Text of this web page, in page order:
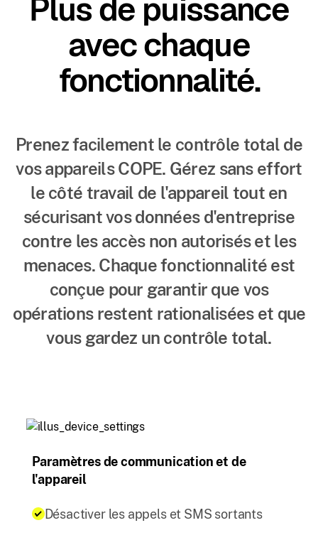
Plus de puissance
avec chaque
fonctionnalité.
Prenez facilement le contrôle total de
vos appareils COPE. Gérez sans effort
le côté travail de l'appareil tout en
sécurisant vos données d'entreprise
contre les accès non autorisés et les
menaces. Chaque fonctionnalité est
conçue pour garantir que vos
opérations restent rationalisées et que
vous gardez un contrôle total.
Paramètres de communication et de
l'appareil
Désactiver les appels et SMS sortants